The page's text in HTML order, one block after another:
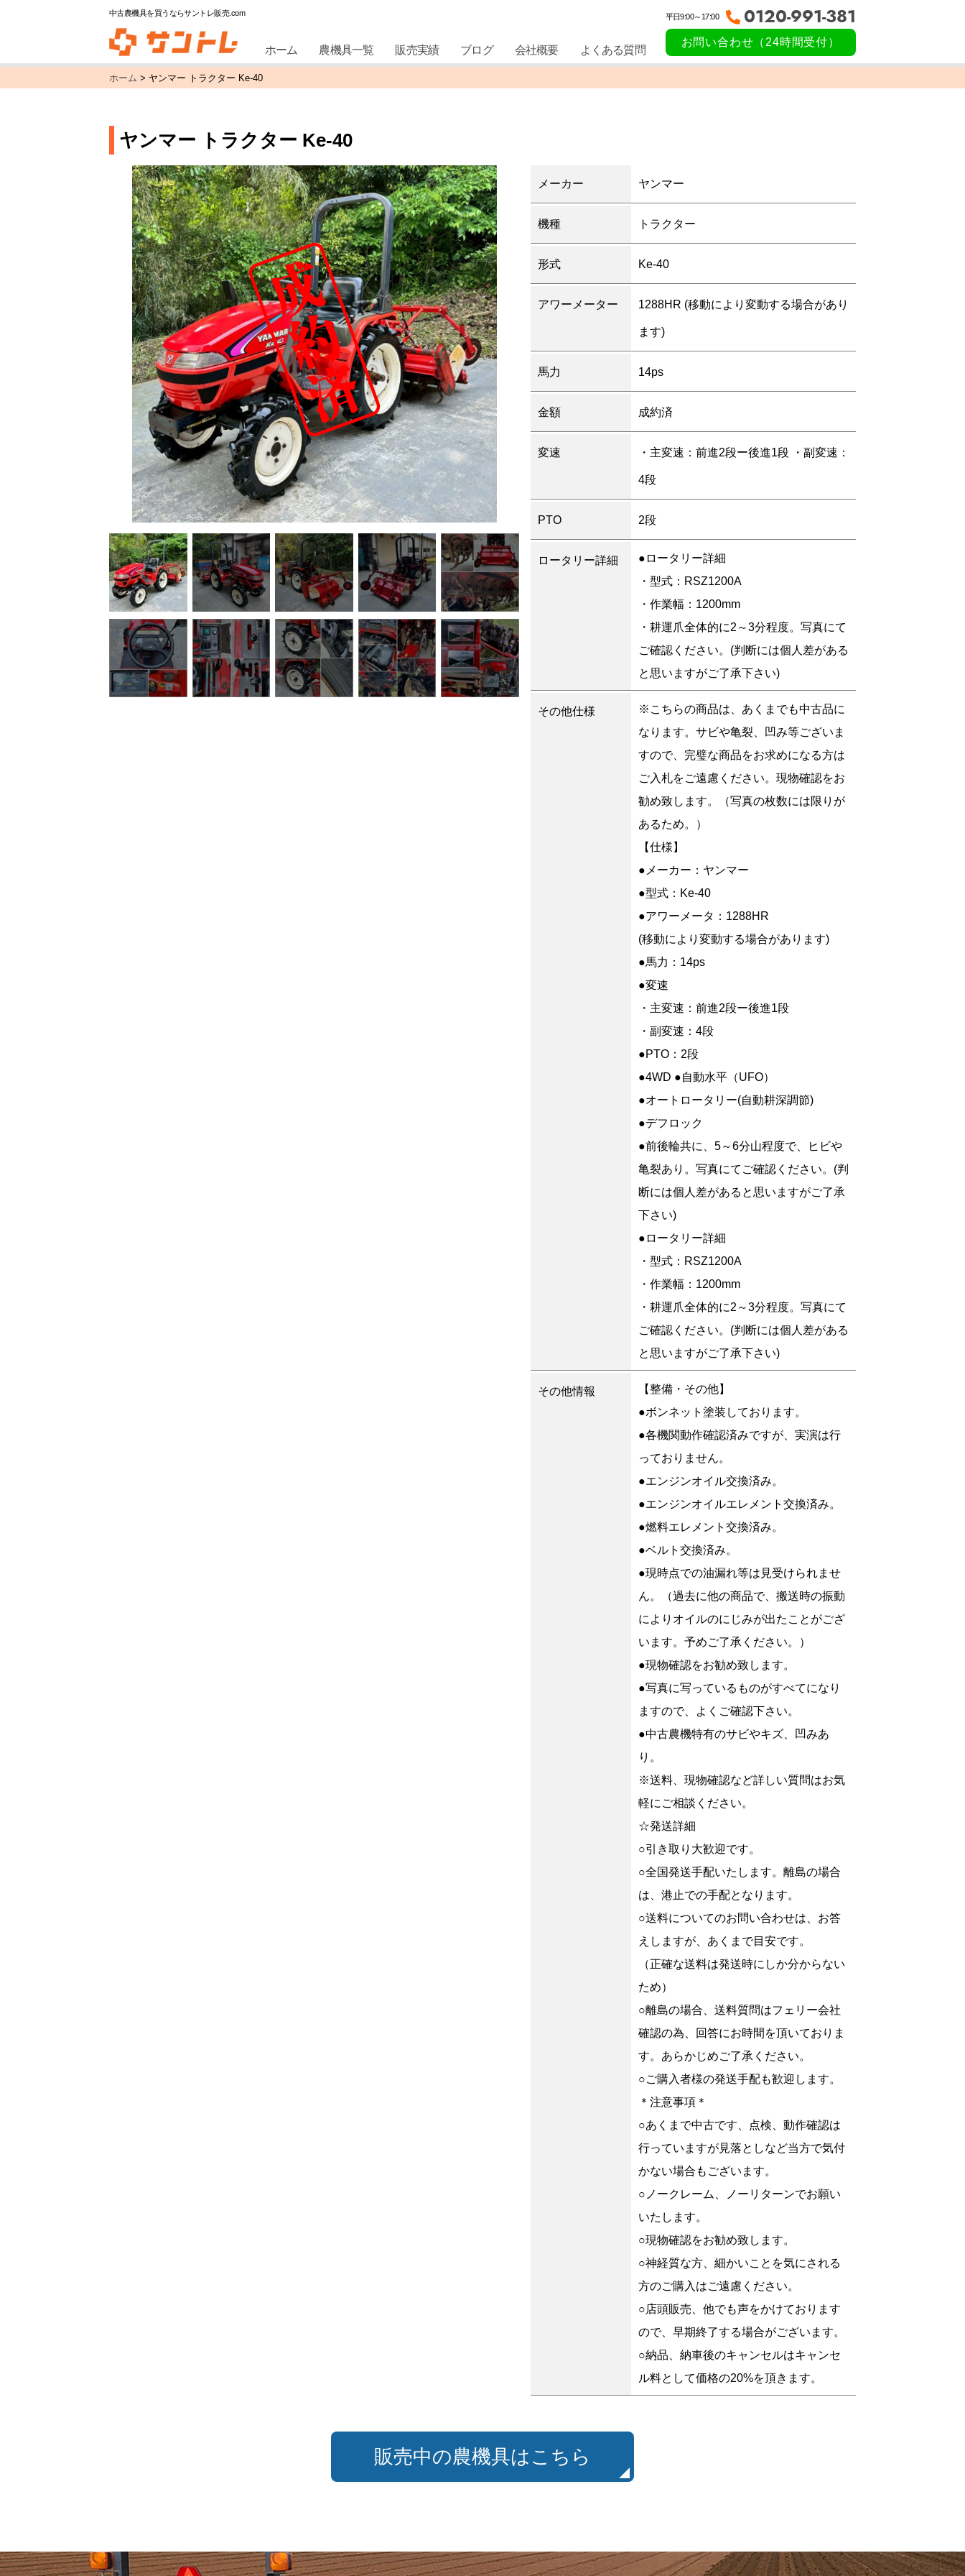
中古農機具を買うならサントレ販売.com
ホーム 農機具一覧 販売実績 ブログ 会社概要 よくある質問
平日9:00～17:00 0120-991-381
お問い合わせ（24時間受付）
ホーム > ヤンマー トラクター Ke-40
ヤンマー トラクター Ke-40
メーカー ヤンマー
機種 トラクター
形式 Ke-40
アワーメーター 1288HR (移動により変動する場合があり
ます)
馬力 14ps
金額 成約済
変速 ・主変速：前進2段ー後進1段 ・副変速：
4段
PTO 2段
ロータリー詳細
●ロータリー詳細
・型式：RSZ1200A
・作業幅：1200mm
・耕運爪全体的に2～3分程度。写真にて
ご確認ください。(判断には個人差がある
と思いますがご了承下さい)
その他仕様
※こちらの商品は、あくまでも中古品に
なります。サビや亀裂、凹み等ございま
すので、完璧な商品をお求めになる方は
ご入札をご遠慮ください。現物確認をお
勧め致します。（写真の枚数には限りが
あるため。）
【仕様】
●メーカー：ヤンマー
●型式：Ke-40
●アワーメータ：1288HR
(移動により変動する場合があります)
●馬力：14ps
●変速
・主変速：前進2段ー後進1段
・副変速：4段
●PTO：2段
●4WD ●自動水平（UFO）
●オートロータリー(自動耕深調節)
●デフロック
●前後輪共に、5～6分山程度で、ヒビや
亀裂あり。写真にてご確認ください。(判
断には個人差があると思いますがご了承
下さい)
●ロータリー詳細
・型式：RSZ1200A
・作業幅：1200mm
・耕運爪全体的に2～3分程度。写真にて
ご確認ください。(判断には個人差がある
と思いますがご了承下さい)
その他情報
【整備・その他】
●ボンネット塗装しております。
●各機関動作確認済みですが、実演は行
っておりません。
●エンジンオイル交換済み。
●エンジンオイルエレメント交換済み。
●燃料エレメント交換済み。
●ベルト交換済み。
●現時点での油漏れ等は見受けられませ
ん。（過去に他の商品で、搬送時の振動
によりオイルのにじみが出たことがござ
います。予めご了承ください。）
●現物確認をお勧め致します。
●写真に写っているものがすべてになり
ますので、よくご確認下さい。
●中古農機特有のサビやキズ、凹みあ
り。
※送料、現物確認など詳しい質問はお気
軽にご相談ください。
☆発送詳細
○引き取り大歓迎です。
○全国発送手配いたします。離島の場合
は、港止での手配となります。
○送料についてのお問い合わせは、お答
えしますが、あくまで目安です。
（正確な送料は発送時にしか分からない
ため）
○離島の場合、送料質問はフェリー会社
確認の為、回答にお時間を頂いておりま
す。あらかじめご了承ください。
○ご購入者様の発送手配も歓迎します。
＊注意事項＊
○あくまで中古です、点検、動作確認は
行っていますが見落としなど当方で気付
かない場合もございます。
○ノークレーム、ノーリターンでお願い
いたします。
○現物確認をお勧め致します。
○神経質な方、細かいことを気にされる
方のご購入はご遠慮ください。
○店頭販売、他でも声をかけております
ので、早期終了する場合がございます。
○納品、納車後のキャンセルはキャンセ
ル料として価格の20%を頂きます。
販売中の農機具はこちら